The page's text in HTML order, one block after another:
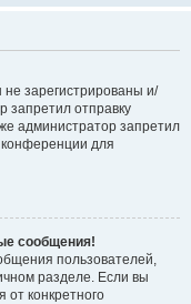
зарегистрированы и/
запретил отправку
администратор запретил
для
сообщения!
пользователей,
разделе. Если вы
конкретного